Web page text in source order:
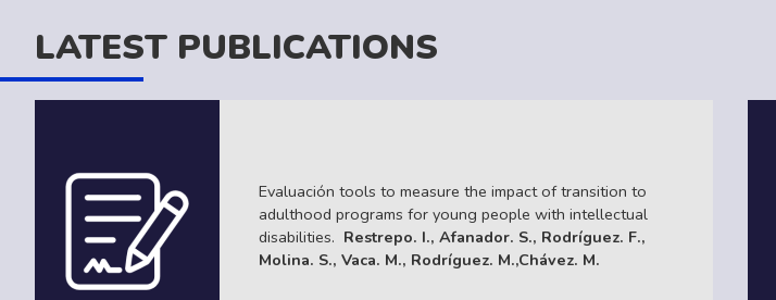
LATEST PUBLICATIONS
Evaluación tools to measure the impact of transition to
adulthood programs for young people with intellectual
disabilities. Restrepo. I., Afanador. S., Rodríguez. F.,
Molina. S., Vaca. M., Rodríguez. M.,Chávez. M.